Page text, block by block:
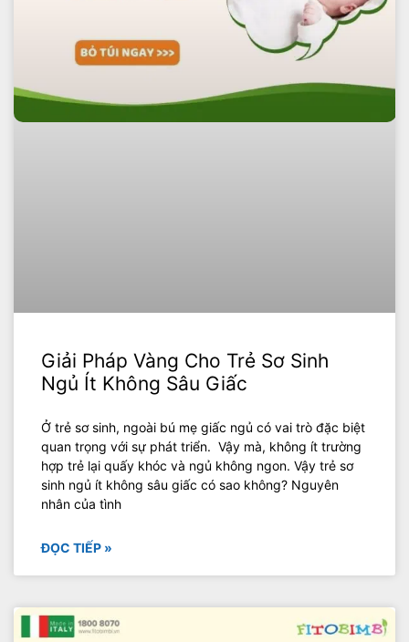
Giải Pháp Vàng Cho Trẻ Sơ Sinh
Ngủ Ít Không Sâu Giấc
Ở trẻ sơ sinh, ngoài bú mẹ giấc ngủ có vai trò đặc biệt
quan trọng với sự phát triển. Vậy mà, không ít trường
hợp trẻ lại quấy khóc và ngủ không ngon. Vậy trẻ sơ
sinh ngủ ít không sâu giấc có sao không? Nguyên
nhân của tình
ĐỌC TIẾP »